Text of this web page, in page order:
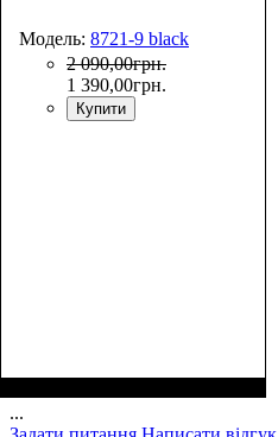
Модель: 8721-9 black
2 090,00грн.
1 390,00грн.
Купити
...